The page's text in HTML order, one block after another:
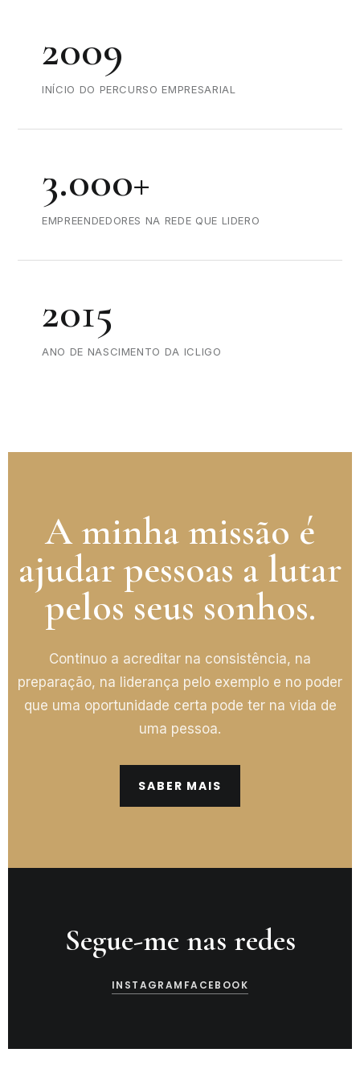
2009
INÍCIO DO PERCURSO EMPRESARIAL
3.000+
EMPREENDEDORES NA REDE QUE LIDERO
2015
ANO DE NASCIMENTO DA ICLIGO
A minha missão é
ajudar pessoas a lutar
pelos seus sonhos.
Continuo a acreditar na consistência, na
preparação, na liderança pelo exemplo e no poder
que uma oportunidade certa pode ter na vida de
uma pessoa.
SABER MAIS
Segue-me nas redes
INSTAGRAM FACEBOOK